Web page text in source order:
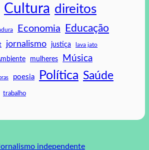
Cultura direitos
Economia Educação
jornalismo justiça lava jato
mulheres Música
poesia Política Saúde
trabalho